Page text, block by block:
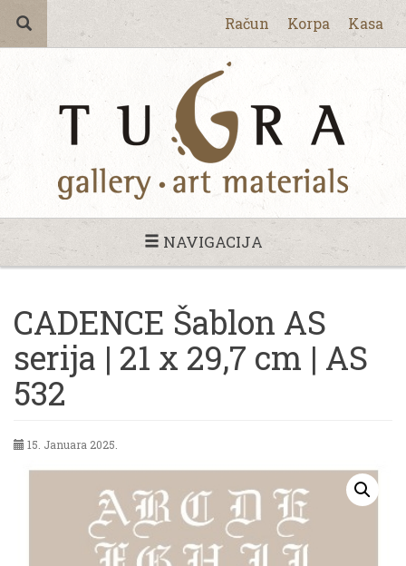
Račun Korpa Kasa
NAVIGACIJA
CADENCE Šablon AS
serija | 21 x 29,7 cm | AS
532
15. Januara 2025.